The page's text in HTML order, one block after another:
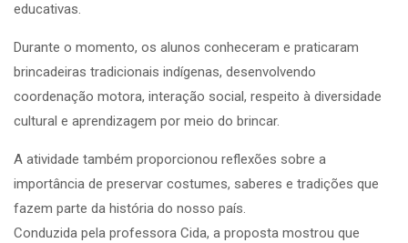
educativas.
Durante o momento, os alunos conheceram e praticaram
brincadeiras tradicionais indígenas, desenvolvendo
coordenação motora, interação social, respeito à diversidade
cultural e aprendizagem por meio do brincar.
A atividade também proporcionou reflexões sobre a
importância de preservar costumes, saberes e tradições que
fazem parte da história do nosso país.
Conduzida pela professora Cida, a proposta mostrou que